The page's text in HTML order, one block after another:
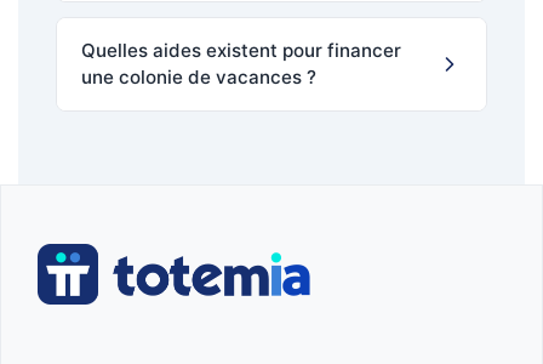
Quelles aides existent pour financer
une colonie de vacances ?